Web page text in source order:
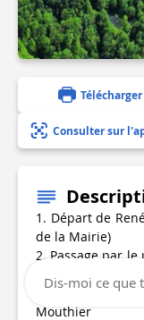
Télécharger
Consulter sur
1. Départ de
de la Mairie)
2. Passage par
vue du moine
2. Descente
Mouthier
Dis-moi ce que